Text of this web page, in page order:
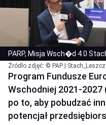
PARP, Misja Wsch�d 4.0
Źródło zdjęć: © PAP |
Program Fundusze
Wschodniej 2021-2027
po to, aby pobudzać
potencjał